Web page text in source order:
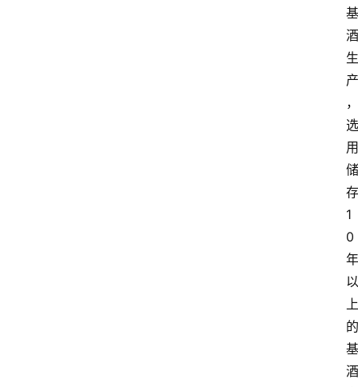
基
酒
生
产
，
选
用
储
存
1
0
年
以
上
的
基
酒